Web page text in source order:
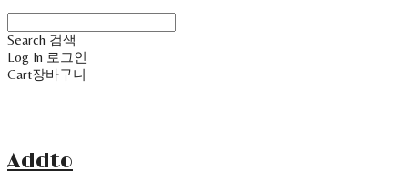
Search 검색
Log In 로그인
Cart장바구니
Addto